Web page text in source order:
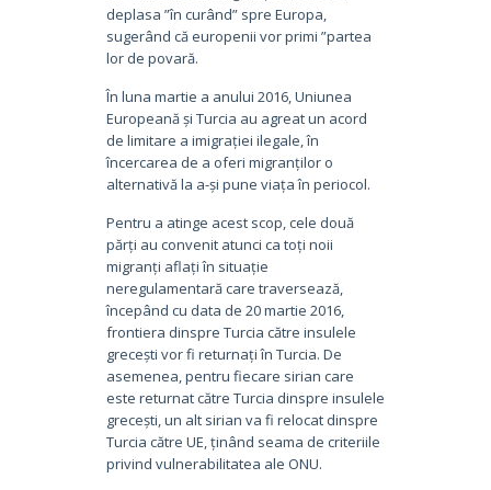
deplasa ”în curând” spre Europa,
sugerând că europenii vor primi ”partea
lor de povară.
În luna martie a anului 2016, Uniunea
Europeană și Turcia au agreat un acord
de limitare a imigrației ilegale, în
încercarea de a oferi migranților o
alternativă la a-și pune viața în periocol.
Pentru a atinge acest scop, cele două
părți au convenit atunci ca toți noii
migranți aflați în situație
neregulamentară care traversează,
începând cu data de 20 martie 2016,
frontiera dinspre Turcia către insulele
grecești vor fi returnați în Turcia. De
asemenea, pentru fiecare sirian care
este returnat către Turcia dinspre insulele
grecești, un alt sirian va fi relocat dinspre
Turcia către UE, ținând seama de criteriile
privind vulnerabilitatea ale ONU.